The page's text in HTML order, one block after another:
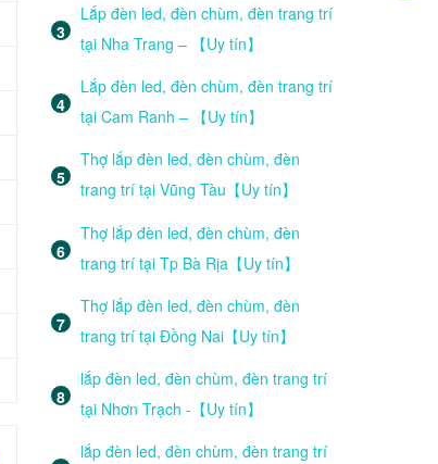
Lắp đèn led, đèn chùm, đèn trang trí
tại Nha Trang – 【Uy tín】
Lắp đèn led, đèn chùm, đèn trang trí
tại Cam Ranh – 【Uy tín】
Thợ lắp đèn led, đèn chùm, đèn
trang trí tại Vũng Tàu【Uy tín】
Thợ lắp đèn led, đèn chùm, đèn
trang trí tại Tp Bà Rịa【Uy tín】
Thợ lắp đèn led, đèn chùm, đèn
trang trí tại Đồng Nai【Uy tín】
lắp đèn led, đèn chùm, đèn trang trí
tại Nhơn Trạch -【Uy tín】
lắp đèn led, đèn chùm, đèn trang trí